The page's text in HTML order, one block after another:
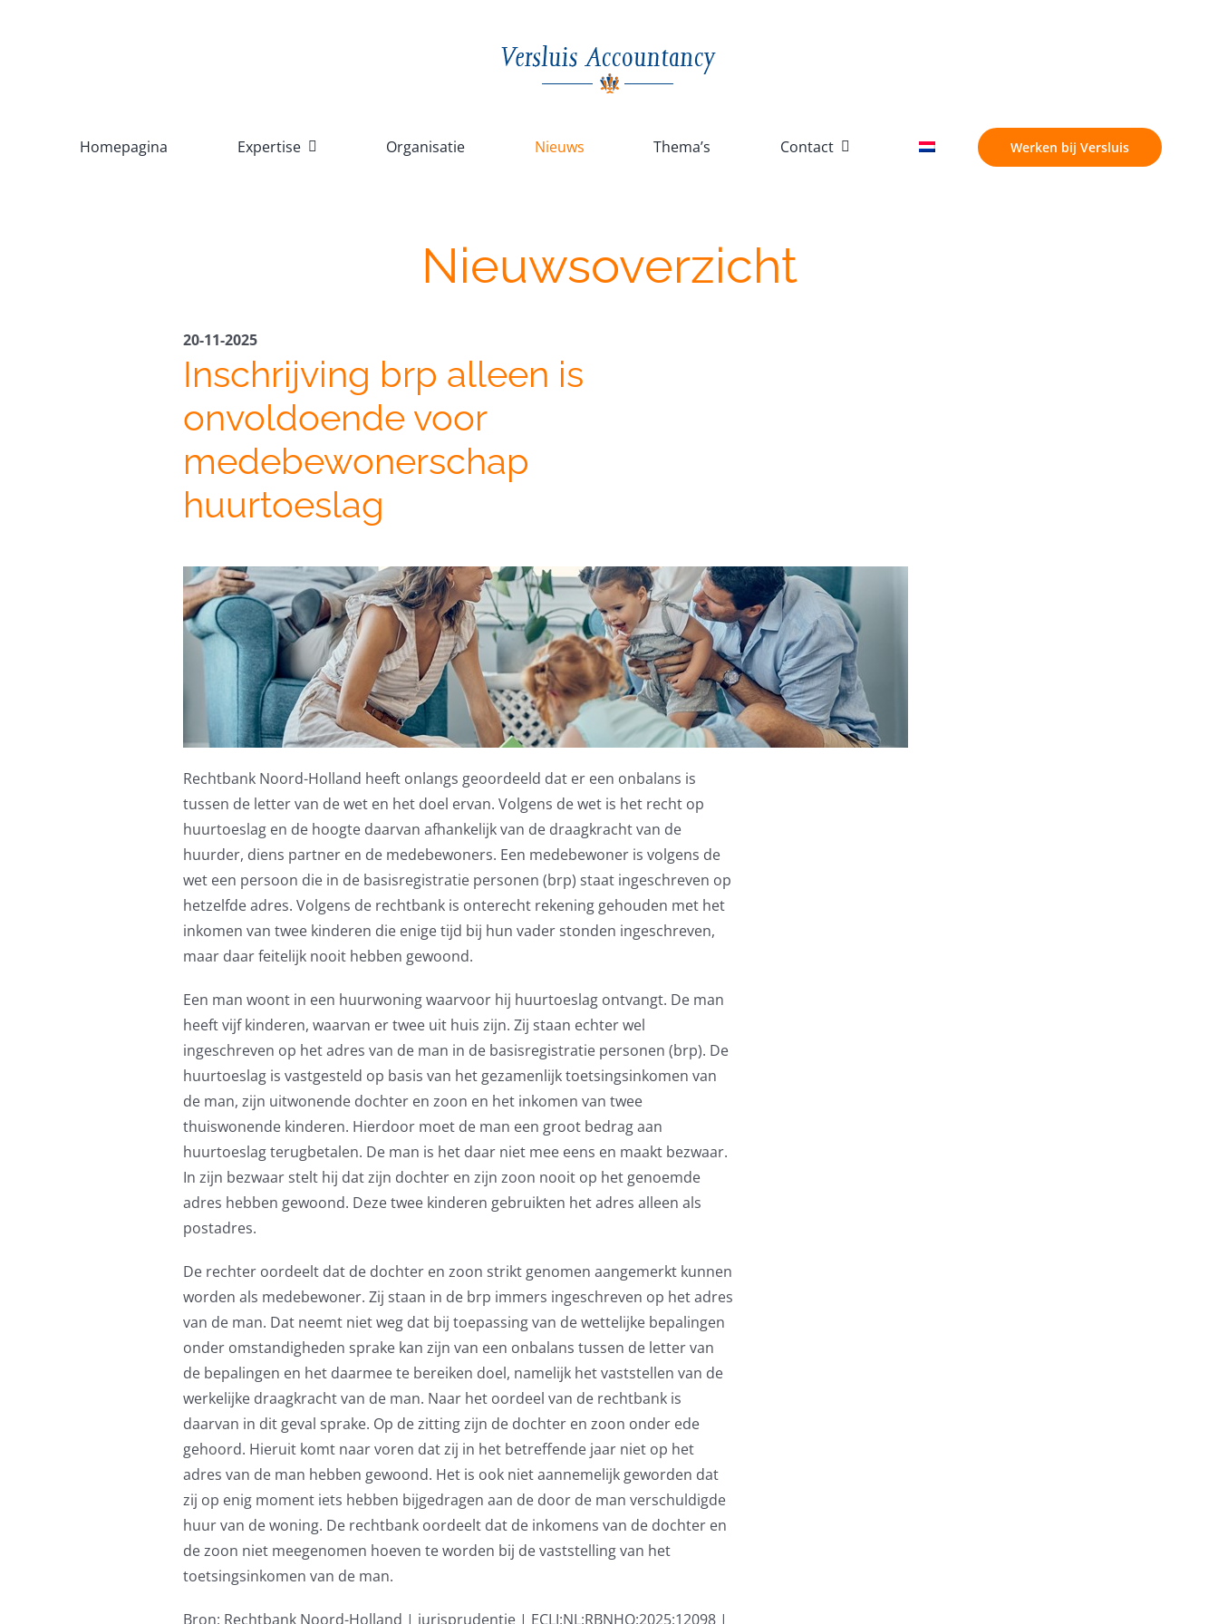
Homepagina Expertise Organisatie Nieuws Thema’s Contact Werken bij Versluis
Nieuwsoverzicht
20-11-2025
Inschrijving brp alleen is
onvoldoende voor
medebewonerschap
huurtoeslag
Rechtbank Noord-Holland heeft onlangs geoordeeld dat er een onbalans is
tussen de letter van de wet en het doel ervan. Volgens de wet is het recht op
huurtoeslag en de hoogte daarvan afhankelijk van de draagkracht van de
huurder, diens partner en de medebewoners. Een medebewoner is volgens de
wet een persoon die in de basisregistratie personen (brp) staat ingeschreven op
hetzelfde adres. Volgens de rechtbank is onterecht rekening gehouden met het
inkomen van twee kinderen die enige tijd bij hun vader stonden ingeschreven,
maar daar feitelijk nooit hebben gewoond.
Een man woont in een huurwoning waarvoor hij huurtoeslag ontvangt. De man
heeft vijf kinderen, waarvan er twee uit huis zijn. Zij staan echter wel
ingeschreven op het adres van de man in de basisregistratie personen (brp). De
huurtoeslag is vastgesteld op basis van het gezamenlijk toetsingsinkomen van
de man, zijn uitwonende dochter en zoon en het inkomen van twee
thuiswonende kinderen. Hierdoor moet de man een groot bedrag aan
huurtoeslag terugbetalen. De man is het daar niet mee eens en maakt bezwaar.
In zijn bezwaar stelt hij dat zijn dochter en zijn zoon nooit op het genoemde
adres hebben gewoond. Deze twee kinderen gebruikten het adres alleen als
postadres.
De rechter oordeelt dat de dochter en zoon strikt genomen aangemerkt kunnen
worden als medebewoner. Zij staan in de brp immers ingeschreven op het adres
van de man. Dat neemt niet weg dat bij toepassing van de wettelijke bepalingen
onder omstandigheden sprake kan zijn van een onbalans tussen de letter van
de bepalingen en het daarmee te bereiken doel, namelijk het vaststellen van de
werkelijke draagkracht van de man. Naar het oordeel van de rechtbank is
daarvan in dit geval sprake. Op de zitting zijn de dochter en zoon onder ede
gehoord. Hieruit komt naar voren dat zij in het betreffende jaar niet op het
adres van de man hebben gewoond. Het is ook niet aannemelijk geworden dat
zij op enig moment iets hebben bijgedragen aan de door de man verschuldigde
huur van de woning. De rechtbank oordeelt dat de inkomens van de dochter en
de zoon niet meegenomen hoeven te worden bij de vaststelling van het
toetsingsinkomen van de man.
Bron: Rechtbank Noord-Holland | jurisprudentie | ECLI:NL:RBNHO:2025:12098 |